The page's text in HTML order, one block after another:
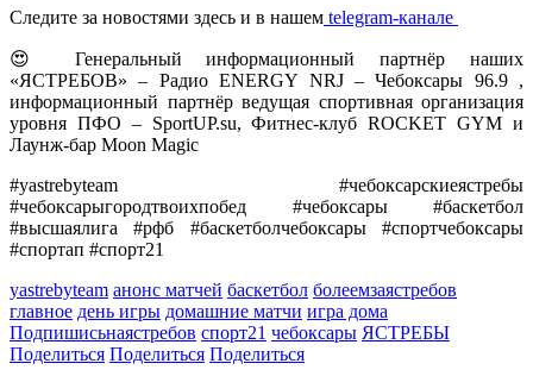
Следите за новостями здесь и в нашем telegram-канале
😍 Генеральный информационный партнёр наших
«ЯСТРЕБОВ» – Радио ENERGY NRJ – Чебоксары 96.9 ,
информационный партнёр ведущая спортивная организация
уровня ПФО – SportUP.su, Фитнес-клуб ROCKET GYM и
Лаунж-бар Moon Magic
#yastrebyteam #чебоксарскиеястребы
#чебоксарыгородтвоихпобед #чебоксары #баскетбол
#высшаялига #рфб #баскетболчебоксары #спортчебоксары
#спортап #спорт21
yastrebyteam анонс матчей баскетбол болеемзаястребов
главное день игры домашние матчи игра дома
Подпишисьнаястребов спорт21 чебоксары ЯСТРЕБЫ
Поделиться Поделиться Поделиться